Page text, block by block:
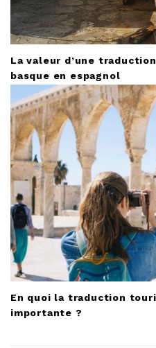
La valeur d’une
basque en espagnol
En quoi la traduction
importante ?